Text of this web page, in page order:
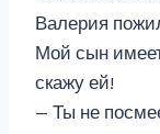
Валерия
Мой сын
скажу ей!
— Ты не